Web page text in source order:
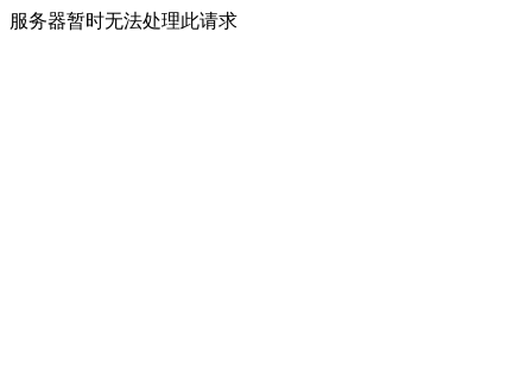
服务器暂时无法处理此请求